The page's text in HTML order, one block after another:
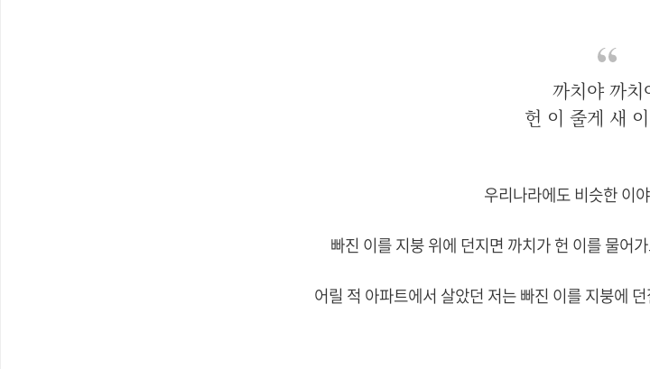
까치야 까치
헌 이 줄게 새
우리나라에도 비슷한 이
빠진 이를 지붕 위에 던지면 까치가 헌 이를 물어
어릴 적 아파트에서 살았던 저는 빠진 이를 지붕에